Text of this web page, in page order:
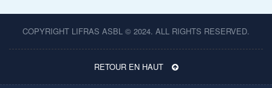
COPYRIGHT LIFRAS ASBL © 2024. ALL RIGHTS RESERVED.
RETOUR EN HAUT